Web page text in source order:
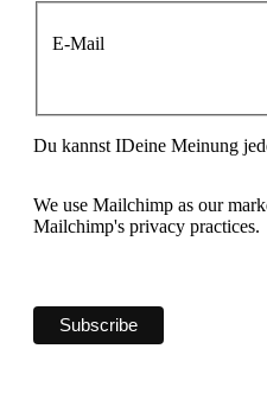
E-Mail
Du kannst IDeine Meinung
We use Mailchimp as our
Mailchimp's privacy practices.